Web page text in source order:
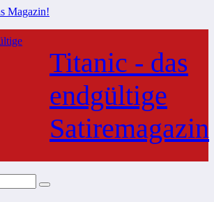
Titanic - das
endgültige
Satiremagazin